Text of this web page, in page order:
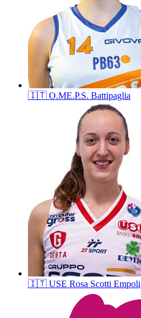
🇮🇹 O.ME.P.S. Battipaglia
🇮🇹 USE Rosa Scotti Empoli